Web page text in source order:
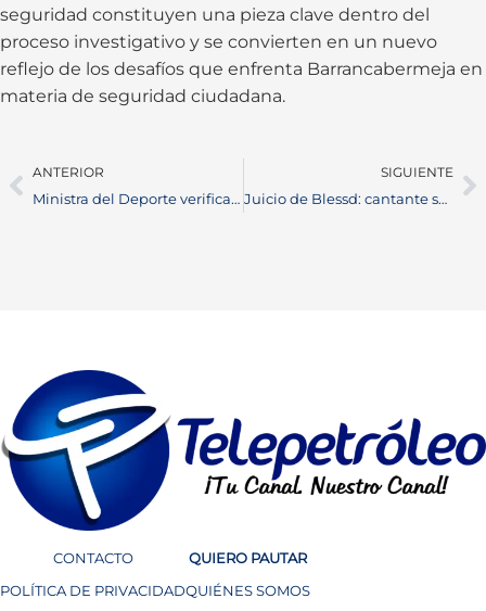
seguridad constituyen una pieza clave dentro del
proceso investigativo y se convierten en un nuevo
reflejo de los desafíos que enfrenta Barrancabermeja en
materia de seguridad ciudadana.
ANTERIOR
Ministra del Deporte verifica el estado del Skate Park de Barrancabermeja junto al alcalde Jonathan Vásquez
SIGUIENTE
Juicio de Blessd: cantante se declara inocente y rechaza cargos por presunto secuestro extorsivo
CONTACTO
POLÍTICA DE PRIVACIDAD
QUIERO PAUTAR
QUIÉNES SOMOS